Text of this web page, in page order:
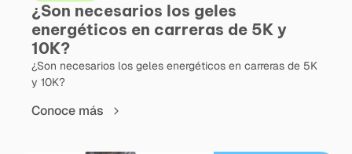
¿Son necesarios los geles
energéticos en carreras de 5K y
10K?
¿Son necesarios los geles energéticos en carreras de 5K
y 10K?
Conoce más